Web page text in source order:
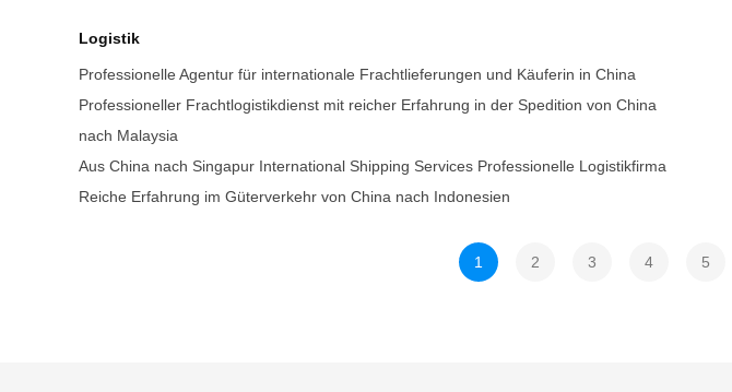
Logistik
Professionelle Agentur für internationale Frachtlieferungen und Käuferin in China
Professioneller Frachtlogistikdienst mit reicher Erfahrung in der Spedition von China
nach Malaysia
Aus China nach Singapur International Shipping Services Professionelle Logistikfirma
Reiche Erfahrung im Güterverkehr von China nach Indonesien
1 2 3 4 5